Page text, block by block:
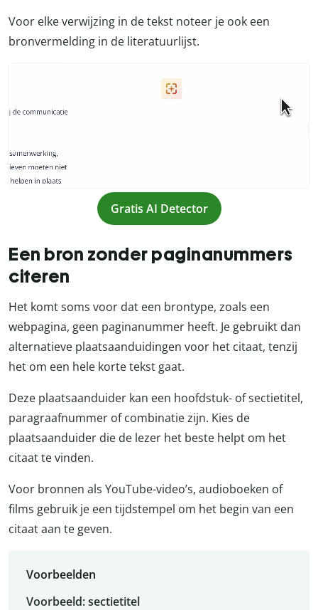
Voor elke verwijzing in de tekst noteer je ook een
bronvermelding in de literatuurlijst.
Gratis AI Detector
Een bron zonder paginanummers
citeren
Het komt soms voor dat een brontype, zoals een
webpagina, geen paginanummer heeft. Je gebruikt dan
alternatieve plaatsaanduidingen voor het citaat, tenzij
het om een hele korte tekst gaat.
Deze plaatsaanduider kan een hoofdstuk- of sectietitel,
paragraafnummer of combinatie zijn. Kies de
plaatsaanduider die de lezer het beste helpt om het
citaat te vinden.
Voor bronnen als YouTube-video’s, audioboeken of
films gebruik je een tijdstempel om het begin van een
citaat aan te geven.
Voorbeelden
Voorbeeld: sectietitel